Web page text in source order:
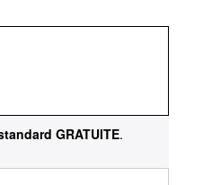
GRATUITE.